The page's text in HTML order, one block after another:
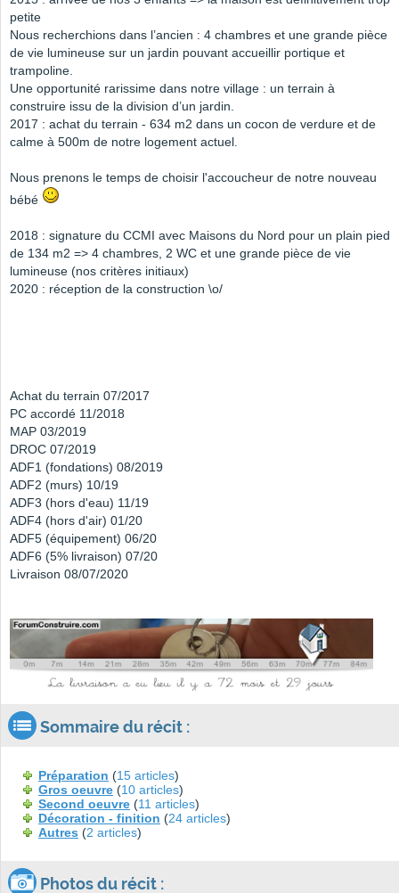
petite
Nous recherchions dans l’ancien : 4 chambres et une grande pièce
de vie lumineuse sur un jardin pouvant accueillir portique et
trampoline.
Une opportunité rarissime dans notre village : un terrain à
construire issu de la division d’un jardin.
2017 : achat du terrain - 634 m2 dans un cocon de verdure et de
calme à 500m de notre logement actuel.
Nous prenons le temps de choisir l'accoucheur de notre nouveau
bébé
2018 : signature du CCMI avec Maisons du Nord pour un plain pied
de 134 m2 => 4 chambres, 2 WC et une grande pièce de vie
lumineuse (nos critères initiaux)
2020 : réception de la construction \o/
Achat du terrain 07/2017
PC accordé 11/2018
MAP 03/2019
DROC 07/2019
ADF1 (fondations) 08/2019
ADF2 (murs) 10/19
ADF3 (hors d'eau) 11/19
ADF4 (hors d'air) 01/20
ADF5 (équipement) 06/20
ADF6 (5% livraison) 07/20
Livraison 08/07/2020
Sommaire du récit :
Préparation (15 articles)
Gros oeuvre (10 articles)
Second oeuvre (11 articles)
Décoration - finition (24 articles)
Autres (2 articles)
Photos du récit :